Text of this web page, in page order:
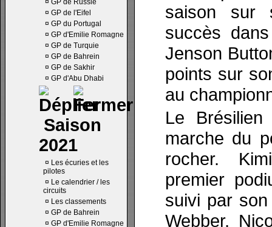
¤ GP de Russie
¤ GP de l'Eifel
¤ GP du Portugal
¤ GP d'Emilie Romagne
¤ GP de Turquie
¤ GP de Bahrein
¤ GP de Sakhir
¤ GP d'Abu Dhabi
Saison
2021
¤ Les écuries et les
pilotes
¤ Le calendrier / les
circuits
¤ Les classements
¤ GP de Bahrein
¤ GP d'Emilie Romagne
saison sur
succès
Jenson
points sur
au
Le
marche du
rocher.
premier
suivi par
Webber,